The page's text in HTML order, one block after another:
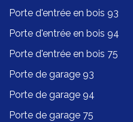
Porte d'entrée en bois 93
Porte d'entrée en bois 94
Porte d'entrée en bois 75
Porte de garage 93
Porte de garage 94
Porte de garage 75